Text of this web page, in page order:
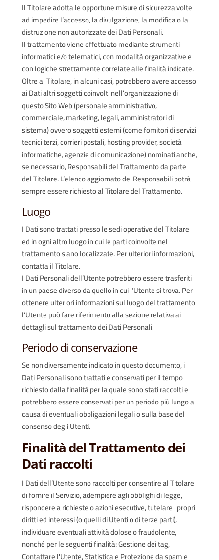
Il Titolare adotta le opportune misure di sicurezza volte
ad impedire l’accesso, la divulgazione, la modifica o la
distruzione non autorizzate dei Dati Personali.
Il trattamento viene effettuato mediante strumenti
informatici e/o telematici, con modalità organizzative e
con logiche strettamente correlate alle finalità indicate.
Oltre al Titolare, in alcuni casi, potrebbero avere accesso
ai Dati altri soggetti coinvolti nell’organizzazione di
questo Sito Web (personale amministrativo,
commerciale, marketing, legali, amministratori di
sistema) ovvero soggetti esterni (come fornitori di servizi
tecnici terzi, corrieri postali, hosting provider, società
informatiche, agenzie di comunicazione) nominati anche,
se necessario, Responsabili del Trattamento da parte
del Titolare. L’elenco aggiornato dei Responsabili potrà
sempre essere richiesto al Titolare del Trattamento.
Luogo
I Dati sono trattati presso le sedi operative del Titolare
ed in ogni altro luogo in cui le parti coinvolte nel
trattamento siano localizzate. Per ulteriori informazioni,
contatta il Titolare.
I Dati Personali dell’Utente potrebbero essere trasferiti
in un paese diverso da quello in cui l’Utente si trova. Per
ottenere ulteriori informazioni sul luogo del trattamento
l’Utente può fare riferimento alla sezione relativa ai
dettagli sul trattamento dei Dati Personali.
Periodo di conservazione
Se non diversamente indicato in questo documento, i
Dati Personali sono trattati e conservati per il tempo
richiesto dalla finalità per la quale sono stati raccolti e
potrebbero essere conservati per un periodo più lungo a
causa di eventuali obbligazioni legali o sulla base del
consenso degli Utenti.
Finalità del Trattamento dei
Dati raccolti
I Dati dell’Utente sono raccolti per consentire al Titolare
di fornire il Servizio, adempiere agli obblighi di legge,
rispondere a richieste o azioni esecutive, tutelare i propri
diritti ed interessi (o quelli di Utenti o di terze parti),
individuare eventuali attività dolose o fraudolente,
nonché per le seguenti finalità: Gestione dei tag,
Contattare l'Utente, Statistica e Protezione da spam e